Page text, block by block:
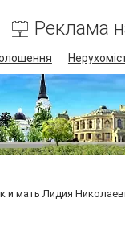
Реклама
мать Лидия